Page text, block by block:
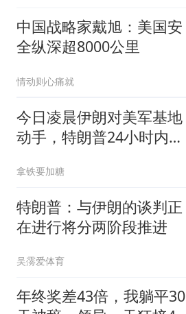
中国战略家戴旭：美国安
全纵深超8000公里
情动则心痛就
今日凌晨伊朗对美军基地
动手，特朗普24小时内服
拿铁要加糖
特朗普：与伊朗的谈判正
在进行将分两阶段推进
吴霶爱体育
年终奖差43倍，我躺平30